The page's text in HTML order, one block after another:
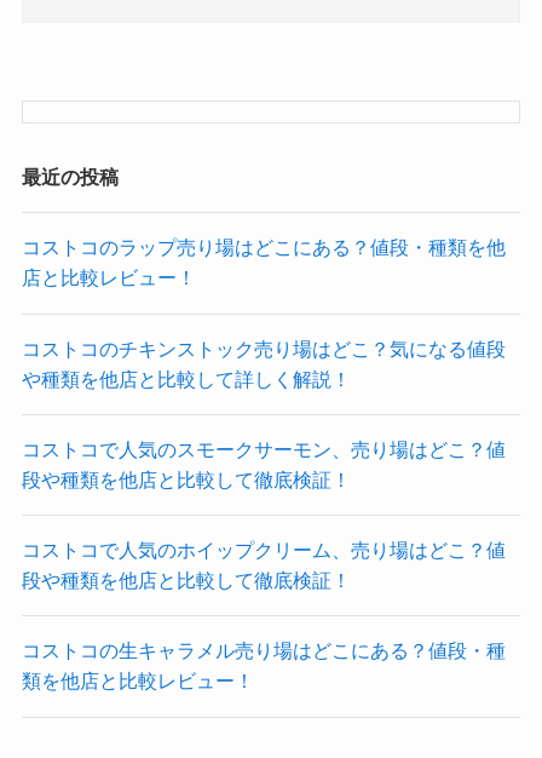
最近の投稿
コストコのラップ売り場はどこにある？値段・種類を他
店と比較レビュー！
コストコのチキンストック売り場はどこ？気になる値段
や種類を他店と比較して詳しく解説！
コストコで人気のスモークサーモン、売り場はどこ？値
段や種類を他店と比較して徹底検証！
コストコで人気のホイップクリーム、売り場はどこ？値
段や種類を他店と比較して徹底検証！
コストコの生キャラメル売り場はどこにある？値段・種
類を他店と比較レビュー！